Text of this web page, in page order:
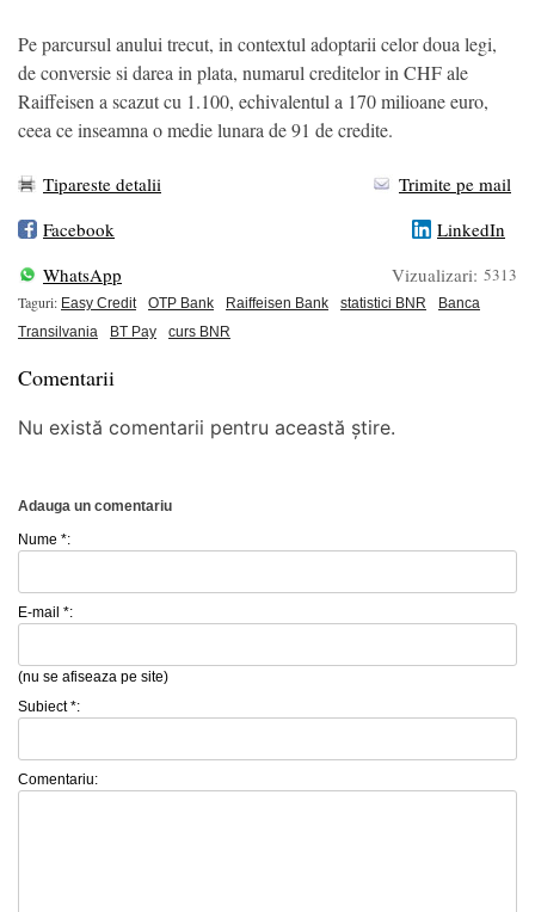
Pe parcursul anului trecut, in contextul adoptarii celor doua legi,
de conversie si darea in plata, numarul creditelor in CHF ale
Raiffeisen a scazut cu 1.100, echivalentul a 170 milioane euro,
ceea ce inseamna o medie lunara de 91 de credite.
Tipareste detalii
Trimite pe mail
Facebook
LinkedIn
WhatsApp
Vizualizari: 5313
Taguri: Easy Credit OTP Bank Raiffeisen Bank statistici BNR
Banca
Transilvania
BT Pay curs BNR
Comentarii
Nu există comentarii pentru această știre.
Adauga un comentariu
Nume *:
E-mail *:
(nu se afiseaza pe site)
Subiect *:
Comentariu: